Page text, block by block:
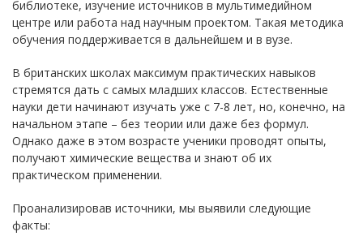
библиотеке, изучение источников в мультимедийном
центре или работа над научным проектом. Такая методика
обучения поддерживается в дальнейшем и в вузе.
В британских школах максимум практических навыков
стремятся дать с самых младших классов. Естественные
науки дети начинают изучать уже с 7-8 лет, но, конечно, на
начальном этапе – без теории или даже без формул.
Однако даже в этом возрасте ученики проводят опыты,
получают химические вещества и знают об их
практическом применении.
Проанализировав источники, мы выявили следующие
факты: